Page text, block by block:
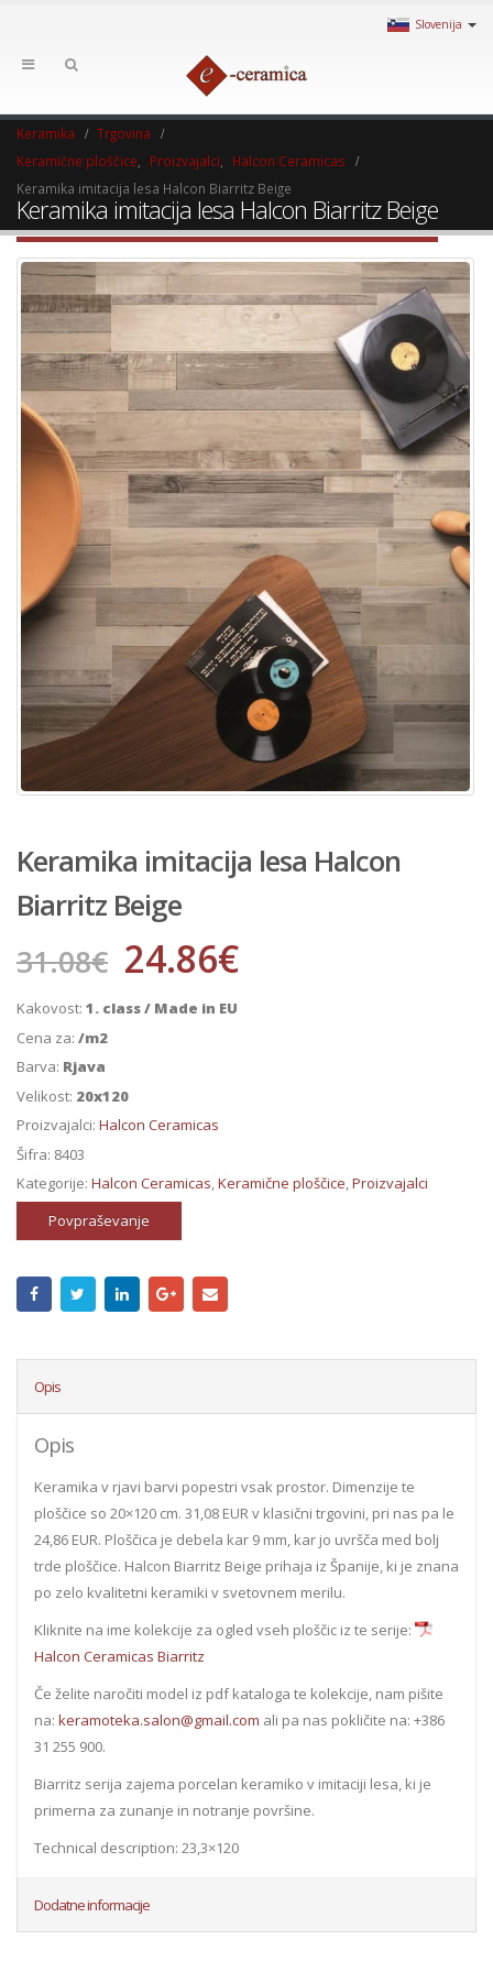
Slovenija
Keramika
Trgovina
Keramične ploščice
Proizvajalci
Halcon Ceramicas
Keramika imitacija lesa Halcon Biarritz Beige
Keramika imitacija lesa Halcon Biarritz Beige
Keramika imitacija lesa Halcon
Biarritz Beige
31.08€ 24.86€
Kakovost: 1. class / Made in EU
Cena za: /m2
Barva: Rjava
Velikost: 20x120
Proizvajalci: Halcon Ceramicas
Šifra: 8403
Kategorije: Halcon Ceramicas,Keramične ploščice,Proizvajalci
Povpraševanje
Opis
Opis
Keramika v rjavi barvi popestri vsak prostor. Dimenzije te
ploščice so 20×120 cm. 31,08 EUR v klasični trgovini, pri nas pa le
24,86 EUR. Ploščica je debela kar 9 mm, kar jo uvršča med bolj
trde ploščice. Halcon Biarritz Beige prihaja iz Španije, ki je znana
po zelo kvalitetni keramiki v svetovnem merilu.
Kliknite na ime kolekcije za ogled vseh ploščic iz te serije:
Halcon Ceramicas Biarritz
Če želite naročiti model iz pdf kataloga te kolekcije, nam pišite
na: keramoteka.salon@gmail.com ali pa nas pokličite na: +386
31 255 900.
Biarritz serija zajema porcelan keramiko v imitaciji lesa, ki je
primerna za zunanje in notranje površine.
Technical description: 23,3×120
Dodatne informacije